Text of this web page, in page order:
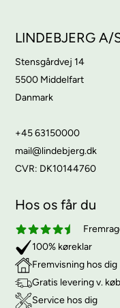
LINDEBJERG A/
Stensgårdvej 14
5500 Middelfart
Danmark
+45 63150000
mail@lindebjerg.dk
CVR: DK10144760
Hos os får du
100% køreklar
Fremvisning hos dig
Gratis levering v.
Service hos dig